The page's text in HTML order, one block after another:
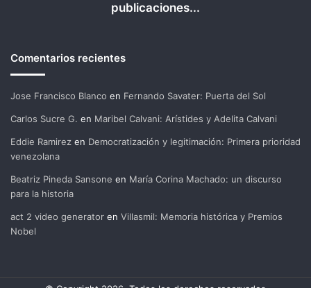
publicaciones...
Comentarios recientes
Jose Francisco Blanco en Fernando Savater: Puerta del Sol
Carlos Sucre G. en Maribel Calvani: Arístides y Adelita Calvani
Eddie Ramirez en Democratización y legitimación: Primera prioridad
venezolana
Beatriz Pineda Sansone en María Corina Machado: un discurso
para la historia
act 2 video generator en Villasmil: Memoria histórica y Premios
Nobel